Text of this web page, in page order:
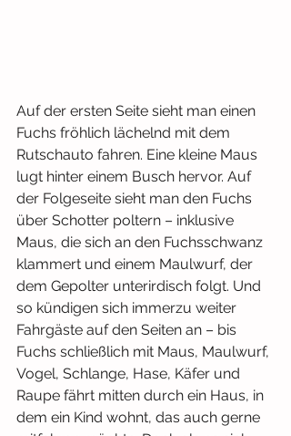
Auf der ersten Seite sieht man einen
Fuchs fröhlich lächelnd mit dem
Rutschauto fahren. Eine kleine Maus
lugt hinter einem Busch hervor. Auf
der Folgeseite sieht man den Fuchs
über Schotter poltern – inklusive
Maus, die sich an den Fuchsschwanz
klammert und einem Maulwurf, der
dem Gepolter unterirdisch folgt. Und
so kündigen sich immerzu weiter
Fahrgäste auf den Seiten an – bis
Fuchs schließlich mit Maus, Maulwurf,
Vogel, Schlange, Hase, Käfer und
Raupe fährt mitten durch ein Haus, in
dem ein Kind wohnt, das auch gerne